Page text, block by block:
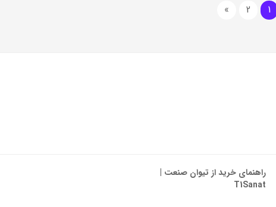
1
2
»
راهنمای خرید از تیوان صنعت |
T1Sanat